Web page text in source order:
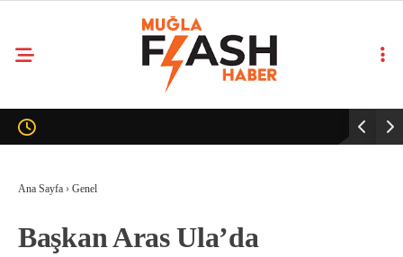
Ana Sayfa › Genel
Başkan Aras Ula’da